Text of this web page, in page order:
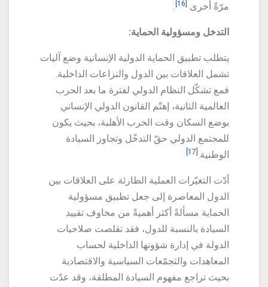
مرّةً أخرى
.
التدخل ومسؤولية الحماية:
يتطلب تطبيق الحماية الدولية الإنسانية وضع آليات
تشمل العلاقات بين الدول والنزاعات الداخلية.
فمع تشكّل النظام الدولي لفترة ما بعد الحرب
العالمية الثانية، إهتّم القانون الدولي الإنساني
بوضع السكان وقت الحرب الأهلية، بحيث يكون
للمجتمع الدولي حقّ التدخّل وتجاوز السيادة
الوطنية.
أدّت التغيّرات العملية الطارئة على العلاقات بين
الدول المعاصرة إلى جعل تطبيق مسؤولية
الحماية مسألةً أكثر أهميةً من مخاوف تقييد
السيادة بالنسبة للدول، فقد تقلصت صلاحيات
الدولة في إدارة شؤونها الداخلية لحساب
المعاهدات والتجمّعات السياسية والاقتصادية
بحيث تراجع مفهوم السيادة المطلقة، وقد عدّت